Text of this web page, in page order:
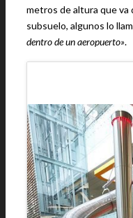
metros de altura que va
subsuelo, algunos lo
dentro de un aeropuerto».